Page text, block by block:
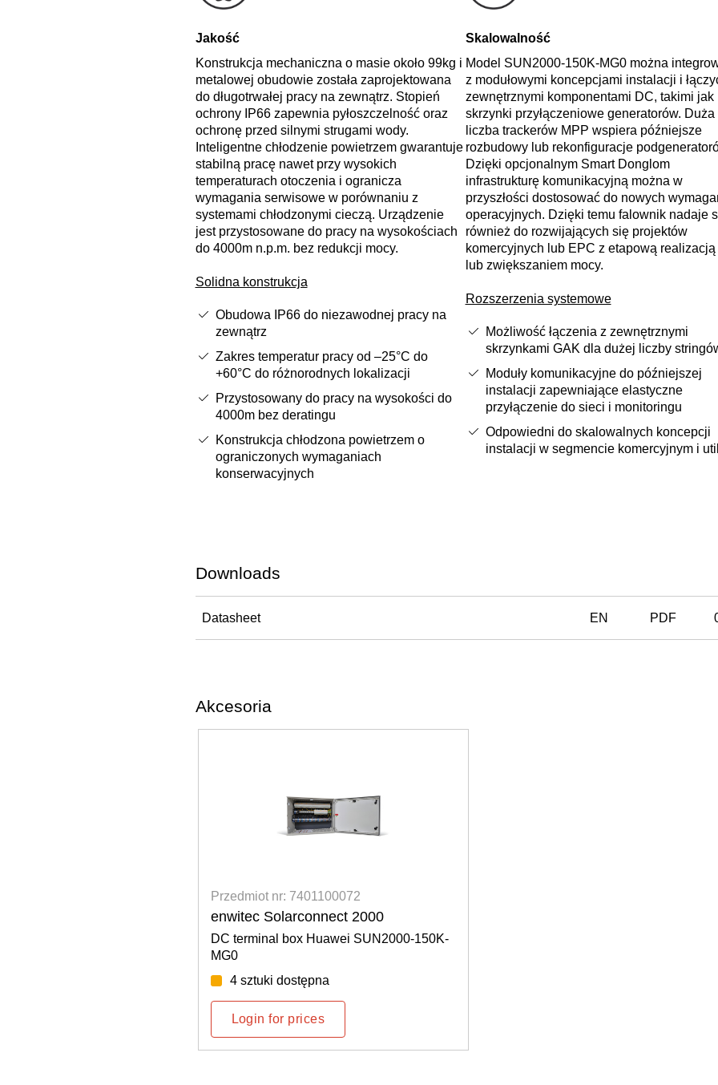
Jakość
Konstrukcja mechaniczna o masie około 99kg i
metalowej obudowie została zaprojektowana
do długotrwałej pracy na zewnątrz. Stopień
ochrony IP66 zapewnia pyłoszczelność oraz
ochronę przed silnymi strugami wody.
Inteligentne chłodzenie powietrzem gwarantuje
stabilną pracę nawet przy wysokich
temperaturach otoczenia i ogranicza
wymagania serwisowe w porównaniu z
systemami chłodzonymi cieczą. Urządzenie
jest przystosowane do pracy na wysokościach
do 4000m n.p.m. bez redukcji mocy.
Solidna konstrukcja
Obudowa IP66 do niezawodnej pracy na
zewnątrz
Zakres temperatur pracy od –25°C do
+60°C do różnorodnych lokalizacji
Przystosowany do pracy na wysokości do
4000m bez deratingu
Konstrukcja chłodzona powietrzem o
ograniczonych wymaganiach
konserwacyjnych
Skalowalność
Model SUN2000-150K-MG0 można
z modułowymi koncepcjami instalacji i
zewnętrznymi komponentami DC, takimi jak
skrzynki przyłączeniowe generatorów. Duża
liczba trackerów MPP wspiera późniejsze
rozbudowy lub rekonfiguracje
Dzięki opcjonalnym Smart Donglom
infrastrukturę komunikacyjną można w
przyszłości dostosować do nowych
operacyjnych. Dzięki temu falownik nadaje
również do rozwijających się projektów
komercyjnych lub EPC z etapową realizacją
lub zwiększaniem mocy.
Rozszerzenia systemowe
Możliwość łączenia z zewnętrznymi
skrzynkami GAK dla dużej liczby
Moduły komunikacyjne do późniejszej
instalacji zapewniające elastyczne
przyłączenie do sieci i monitoringu
Odpowiedni do skalowalnych koncepcji
instalacji w segmencie komercyjnym i
Downloads
Datasheet EN PDF
Akcesoria
Przedmiot nr: 7401100072
enwitec Solarconnect 2000
DC terminal box Huawei SUN2000-150K-
MG0
4 sztuki dostępna
Login for prices